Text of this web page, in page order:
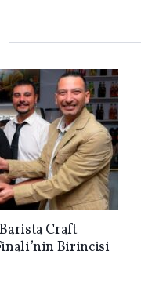
Craft
Birincisi